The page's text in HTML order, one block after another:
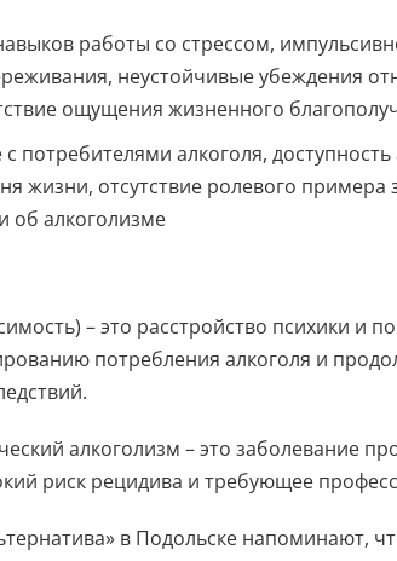
работы со стрессом,
неустойчивые убеждения
ощущения жизненного
алкоголя, доступность
жизни, отсутствие ролевого примера
об алкоголизме
– это расстройство психики и
потребления алкоголя и
алкоголизм – это заболевание
риск рецидива и требующее
в Подольске напоминают,